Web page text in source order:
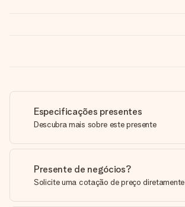
Especificações presentes
Descubra mais sobre este presente
Presente de negócios?
Solicite uma cotação de preço diretamente